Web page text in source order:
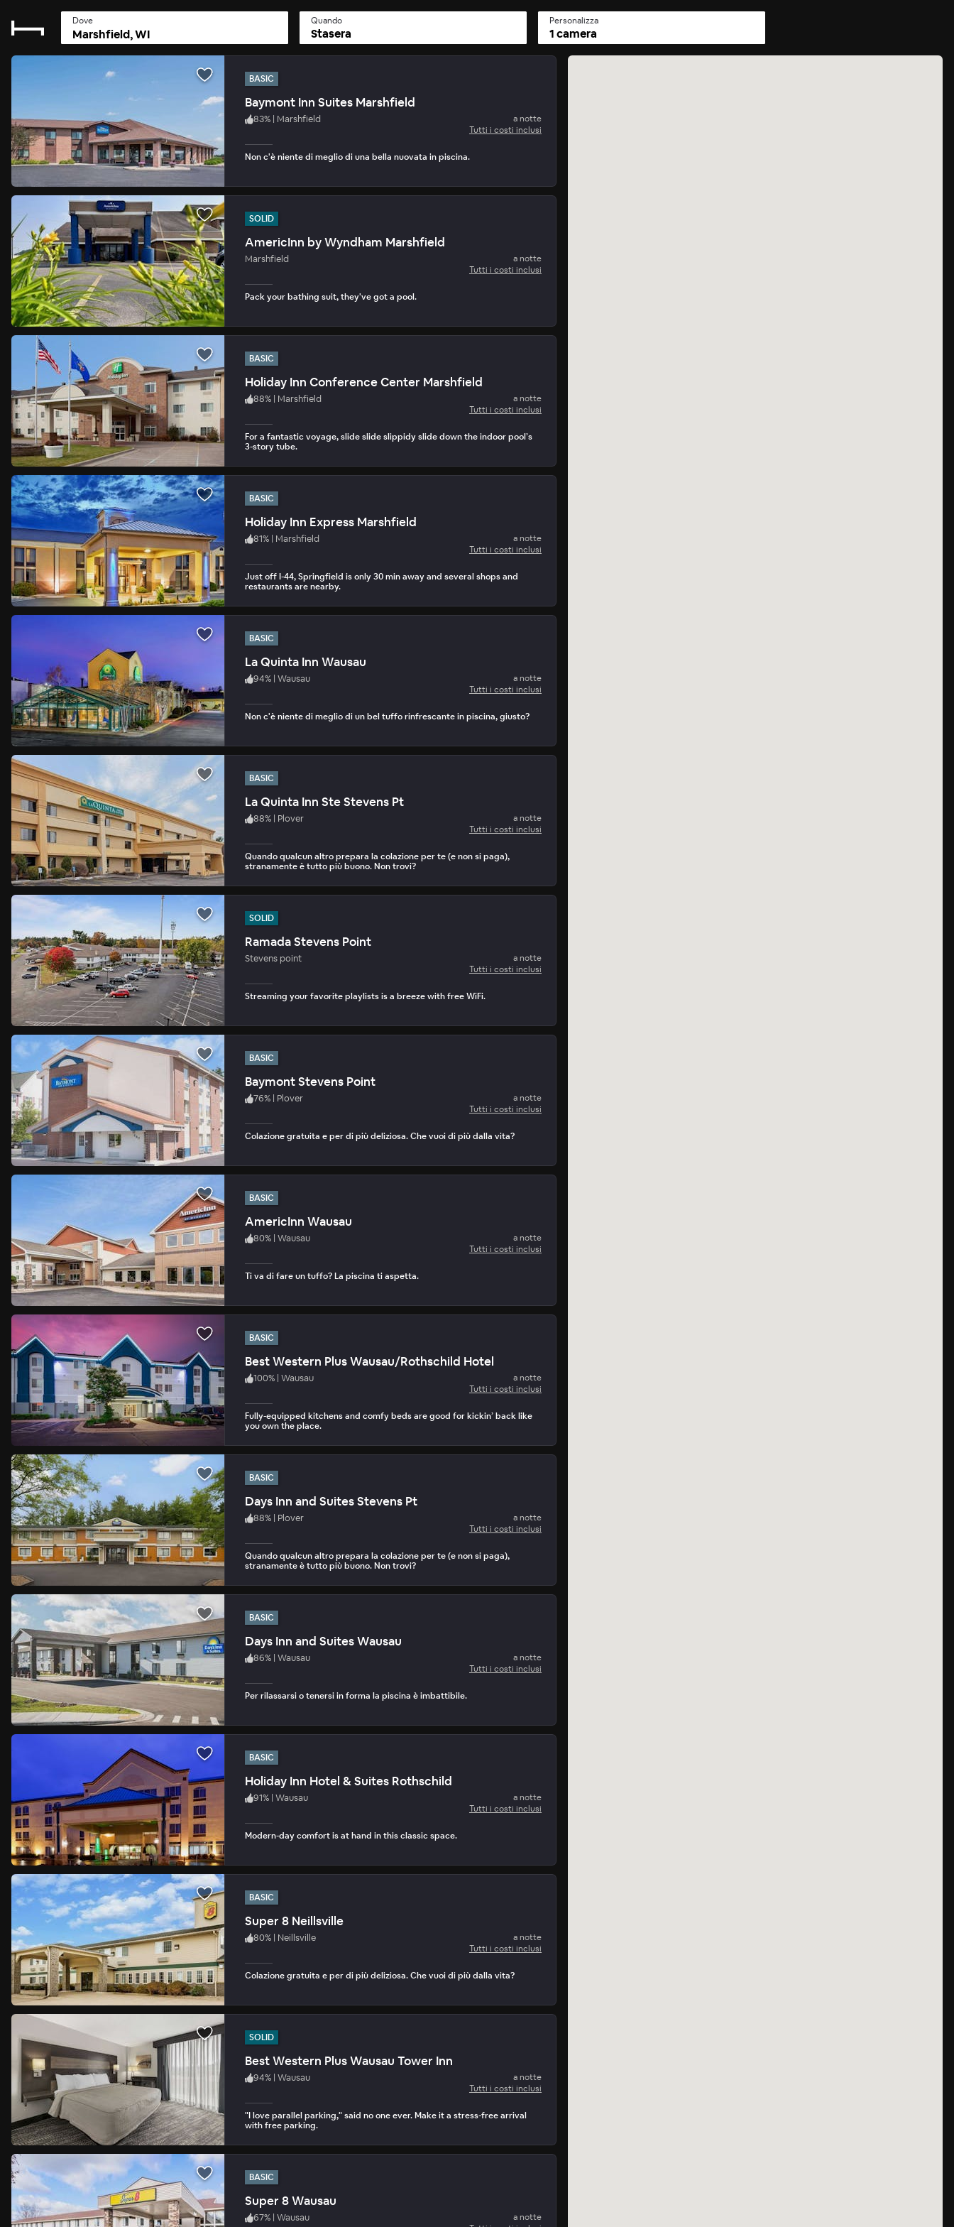
Dove Quando
Stasera
Personalizza
1 camera
BASIC
Baymont Inn Suites Marshfield
83% | Marshfield
a notte
Tutti i costi inclusi
Non c'è niente di meglio di una bella nuovata in piscina.
SOLID
AmericInn by Wyndham Marshfield
Marshfield
a notte
Tutti i costi inclusi
Pack your bathing suit, they've got a pool.
BASIC
Holiday Inn Conference Center Marshfield
88% | Marshfield
a notte
Tutti i costi inclusi
For a fantastic voyage, slide slide slippidy slide down the indoor pool’s
3-story tube.
BASIC
Holiday Inn Express Marshfield
81% | Marshfield
a notte
Tutti i costi inclusi
Just off I-44, Springfield is only 30 min away and several shops and
restaurants are nearby.
BASIC
La Quinta Inn Wausau
94% | Wausau
a notte
Tutti i costi inclusi
Non c'è niente di meglio di un bel tuffo rinfrescante in piscina, giusto?
BASIC
La Quinta Inn Ste Stevens Pt
88% | Plover
a notte
Tutti i costi inclusi
Quando qualcun altro prepara la colazione per te (e non si paga),
stranamente è tutto più buono. Non trovi?
SOLID
Ramada Stevens Point
Stevens point
a notte
Tutti i costi inclusi
Streaming your favorite playlists is a breeze with free WiFi.
BASIC
Baymont Stevens Point
76% | Plover
a notte
Tutti i costi inclusi
Colazione gratuita e per di più deliziosa. Che vuoi di più dalla vita?
BASIC
AmericInn Wausau
80% | Wausau
a notte
Tutti i costi inclusi
Ti va di fare un tuffo? La piscina ti aspetta.
BASIC
Best Western Plus Wausau/Rothschild Hotel
100% | Wausau
a notte
Tutti i costi inclusi
Fully-equipped kitchens and comfy beds are good for kickin’ back like
you own the place.
BASIC
Days Inn and Suites Stevens Pt
88% | Plover
a notte
Tutti i costi inclusi
Quando qualcun altro prepara la colazione per te (e non si paga),
stranamente è tutto più buono. Non trovi?
BASIC
Days Inn and Suites Wausau
86% | Wausau
a notte
Tutti i costi inclusi
Per rilassarsi o tenersi in forma la piscina è imbattibile.
BASIC
Holiday Inn Hotel & Suites Rothschild
91% | Wausau
a notte
Tutti i costi inclusi
Modern-day comfort is at hand in this classic space.
BASIC
Super 8 Neillsville
80% | Neillsville
a notte
Tutti i costi inclusi
Colazione gratuita e per di più deliziosa. Che vuoi di più dalla vita?
SOLID
Best Western Plus Wausau Tower Inn
94% | Wausau
a notte
Tutti i costi inclusi
"I love parallel parking," said no one ever. Make it a stress-free arrival
with free parking.
BASIC
Super 8 Wausau
67% | Wausau
a notte